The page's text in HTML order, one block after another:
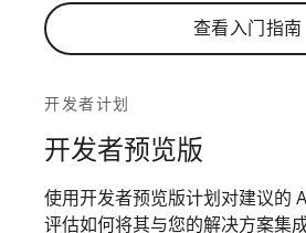
查看入门指南
开发者计划
开发者预览版
使用开发者预览版计划对建议的
评估如何将其与您的解决方案集